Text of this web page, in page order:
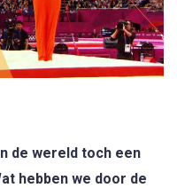
de wereld toch een
hebben we door de